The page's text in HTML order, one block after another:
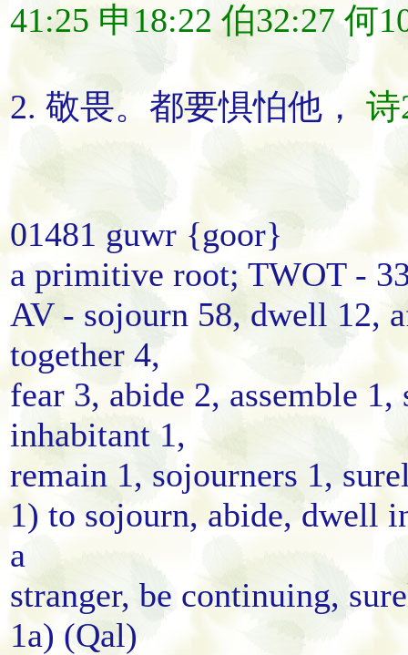
41:25 申18:22 伯32:27 何
2. 敬畏。 都要惧怕他 ， 诗
01481 guwr {goor}
a primitive root; TWOT -
AV - sojourn 58, dwell 12,
together 4,
fear 3, abide 2, assemble
inhabitant 1,
remain 1, sojourners 1,
1) to sojourn, abide, dwell
a
stranger, be continuing,
1a) (Qal)